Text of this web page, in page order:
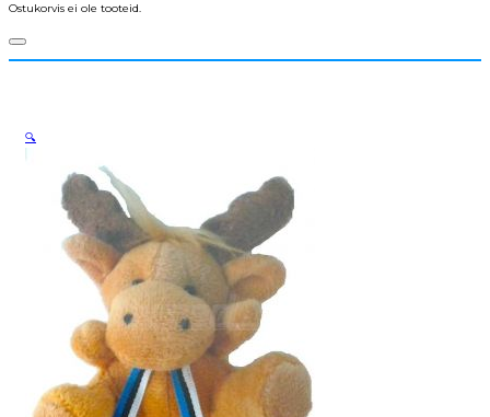
Ostukorvis ei ole tooteid.
🔍